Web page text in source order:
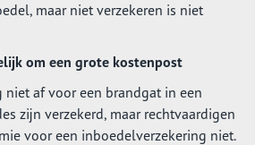
maar niet verzekeren is niet
om een grote kostenpost
niet af voor een brandgat in een
zijn verzekerd, maar rechtvaardigen
voor een inboedelverzekering niet.